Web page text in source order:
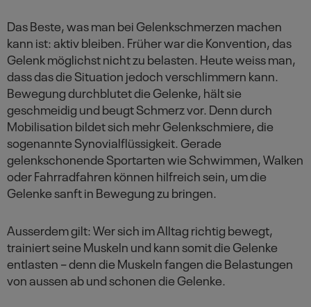
Das Beste, was man bei Gelenkschmerzen machen
kann ist: aktiv bleiben. Früher war die Konvention, das
Gelenk möglichst nicht zu belasten. Heute weiss man,
dass das die Situation jedoch verschlimmern kann.
Bewegung durchblutet die Gelenke, hält sie
geschmeidig und beugt Schmerz vor. Denn durch
Mobilisation bildet sich mehr Gelenkschmiere, die
sogenannte Synovialflüssigkeit. Gerade
gelenkschonende Sportarten wie Schwimmen, Walken
oder Fahrradfahren können hilfreich sein, um die
Gelenke sanft in Bewegung zu bringen.
Ausserdem gilt: Wer sich im Alltag richtig bewegt,
trainiert seine Muskeln und kann somit die Gelenke
entlasten – denn die Muskeln fangen die Belastungen
von aussen ab und schonen die Gelenke.